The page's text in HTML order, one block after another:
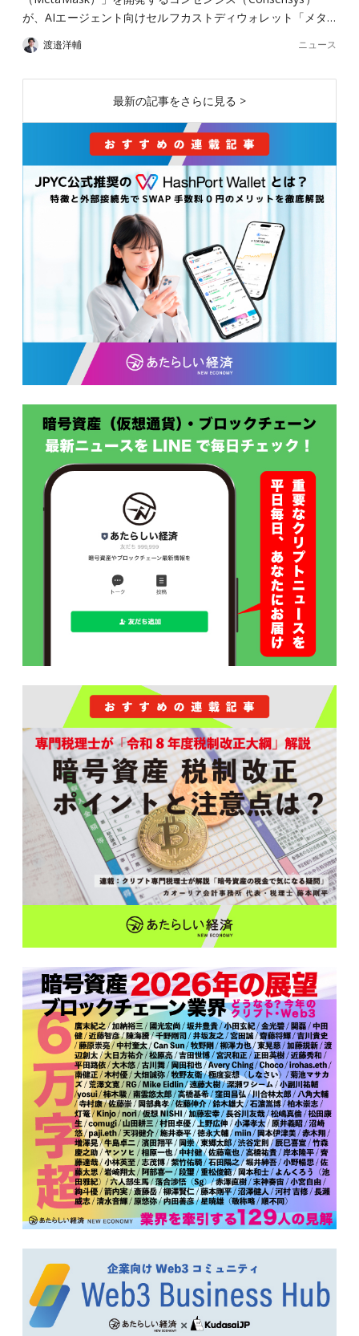
が、AIエージェント向けセルフカストディウォレット「メタ…
渡邉洋輔 ニュース
最新の記事をさらに見る >